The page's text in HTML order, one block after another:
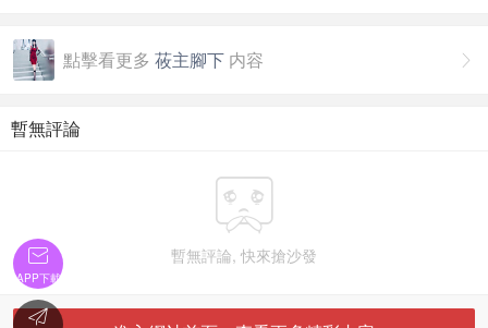

點擊看更多 莜主腳下 内容
暫無評論

暫無評論, 快來搶沙發

APP下載
